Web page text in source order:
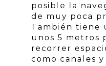
posible la
de muy poca
También tiene
unos 5 metros
recorrer
como canales